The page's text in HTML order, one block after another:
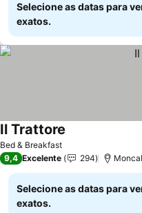
Selecione as datas para
exatos.
Bed & Breakfast
Il Trattore
9,4 Excelente 294
Selecione as datas para
exatos.